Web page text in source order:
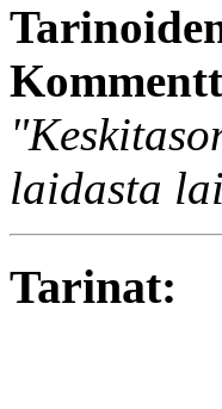
laidasta
Tarinat: